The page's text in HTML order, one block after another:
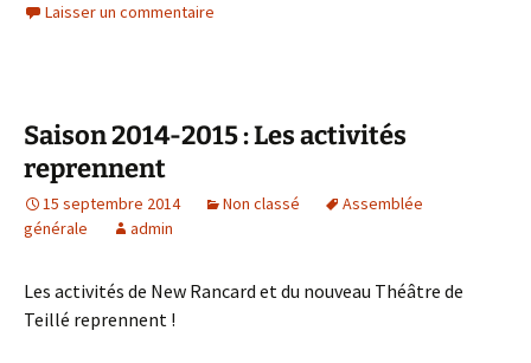
Laisser un commentaire
Saison 2014-2015 : Les activités
reprennent
15 septembre 2014 Non classé
Assemblée
générale
admin
Les activités de New Rancard et du nouveau Théâtre de
Teillé reprennent !